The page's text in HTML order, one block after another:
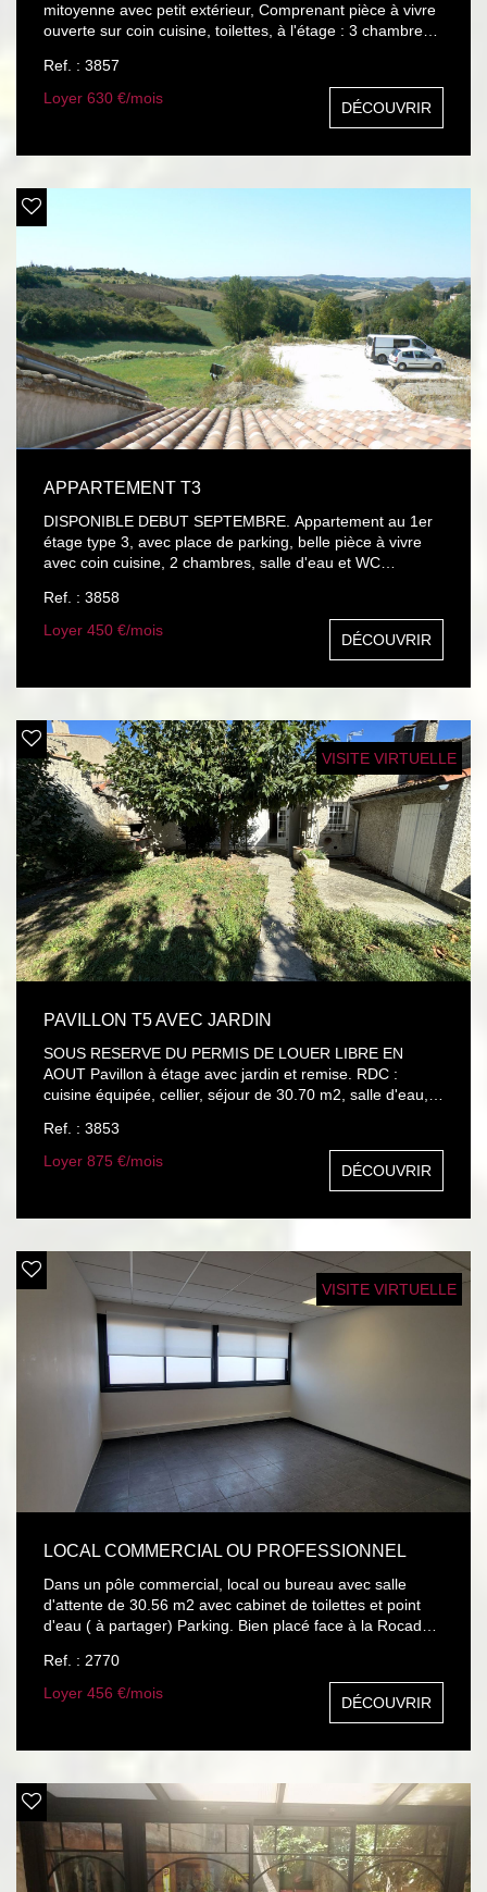
mitoyenne avec petit extérieur, Comprenant pièce à vivre
ouverte sur coin cuisine, toilettes, à l'étage : 3 chambres,
gaz. Visite virtuelle : https://youtu.be/k00FKQrAayo
Ref. : 3857
Loyer 630 €/mois
DÉCOUVRIR
APPARTEMENT T3
DISPONIBLE DEBUT SEPTEMBRE. Appartement au 1er
étage type 3, avec place de parking, belle pièce à vivre
avec coin cuisine, 2 chambres, salle d'eau et WC
Ref. : 3858
Loyer 450 €/mois
DÉCOUVRIR
VISITE VIRTUELLE
PAVILLON T5 AVEC JARDIN
SOUS RESERVE DU PERMIS DE LOUER LIBRE EN
AOUT Pavillon à étage avec jardin et remise. RDC :
cuisine équipée, cellier, séjour de 30.70 m2, salle d'eau,
hall, 2 pièces de nuit, salle d'eau, toilettes. Chauffage
central gaz de ville
Ref. : 3853
Loyer 875 €/mois
DÉCOUVRIR
VISITE VIRTUELLE
LOCAL COMMERCIAL OU PROFESSIONNEL
Dans un pôle commercial, local ou bureau avec salle
d'attente de 30.56 m2 avec cabinet de toilettes et point
d'eau ( à partager) Parking. Bien placé face à la Rocade.
un loyer de 912 EUR TTC, charges comprises
Ref. : 2770
Loyer 456 €/mois
DÉCOUVRIR